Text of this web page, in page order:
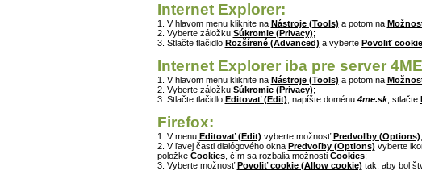
Internet Explorer:
1. V hlavom menu kliknite na Nástroje (Tools) a potom na
2. Vyberte záložku Súkromie (Privacy);
3. Stlačte tlačidlo Rozšírené (Advanced) a vyberte Povoliť
Internet Explorer iba pre server
1. V hlavom menu kliknite na Nástroje (Tools) a potom na
2. Vyberte záložku Súkromie (Privacy);
3. Stlačte tlačidlo Editovať (Edit) , napíšte doménu 4me.sk, stlačte
Firefox:
1. V menu Editovať (Edit) vyberte možnosťPredvoľby (Options);
2. V ľavej časti dialógového okna Predvoľby (Options) vyberte
položke Cookies, čím sa rozbalia možnosti Cookies;
3. Vyberte možnosťPovoliť cookie (Allow cookie) tak, aby bol